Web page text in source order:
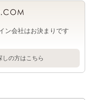
ン会社はお決まりです
の方はこちら